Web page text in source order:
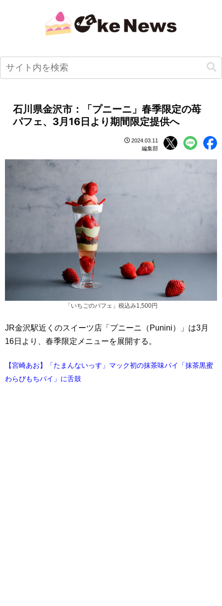
石川県金沢市：「プニーニ」春季限定の苺
パフェ、3月16日より期間限定提供へ
2024.03.11
編集部
「いちごのパフェ」税込み1,500円
JR金沢駅近くのスイーツ店「プニーニ（Punini）」は3月
16日より、春季限定メニューを展開する。
【宮崎あお】「たまんないっす」マック初の抹茶味パイ「抹茶黒蜜
わらびもちパイ」に舌鼓